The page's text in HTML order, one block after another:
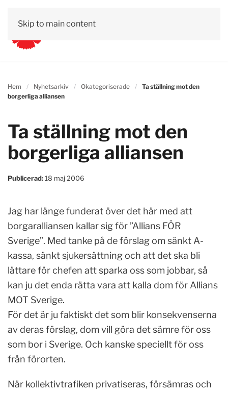
Skip to main content
Hem Nyhetsarkiv Okategoriserade
Ta ställning mot den
borgerliga alliansen
Ta ställning mot den
borgerliga alliansen
Publicerad:18 maj 2006
Jag har länge funderat över det här med att
borgaralliansen kallar sig för ”Allians FÖR
Sverige”. Med tanke på de förslag om sänkt A-
kassa, sänkt sjukersättning och att det ska bli
lättare för chefen att sparka oss som jobbar, så
kan ju det enda rätta vara att kalla dom för Allians
MOT Sverige.
För det är ju faktiskt det som blir konsekvenserna
av deras förslag, dom vill göra det sämre för oss
som bor i Sverige. Och kanske speciellt för oss
från förorten.
När kollektivtrafiken privatiseras, försämras och